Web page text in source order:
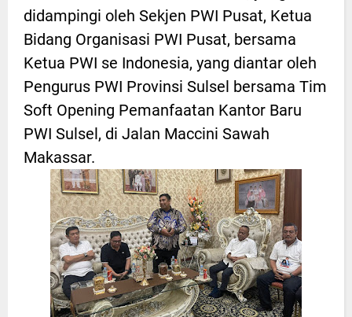
didampingi oleh Sekjen PWI Pusat, Ketua
Bidang Organisasi PWI Pusat, bersama
Ketua PWI se Indonesia, yang diantar oleh
Pengurus PWI Provinsi Sulsel bersama Tim
Soft Opening Pemanfaatan Kantor Baru
PWI Sulsel, di Jalan Maccini Sawah
Makassar.